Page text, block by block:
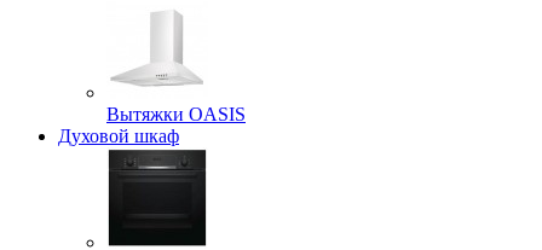
Вытяжки OASIS
Духовой шкаф